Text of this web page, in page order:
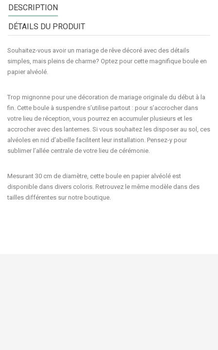
DESCRIPTION
DÉTAILS DU PRODUIT
Souhaitez-vous avoir un mariage de rêve décoré avec des détails
simples, mais pleins de charme? Optez pour cette magnifique boule en
papier alvéolé.
Trop mignonne pour une décoration de mariage originale du début à la
fin. Cette boule à suspendre s’utilise partout : pour s’accrocher dans
votre lieu de réception, vous pourrez en accumuler plusieurs et les
accrocher avec des lanternes. Si vous souhaitez les disposer au sol, ces
alvéoles en nid d’abeille facilitent leur installation. Pensez-y pour
sublimer l’allée centrale de votre lieu de cérémonie.
Mesurant 30 cm de diamètre, cette boule en papier alvéolé est
disponible dans divers coloris. Retrouvez le même modèle dans des
tailles différentes sur notre boutique.